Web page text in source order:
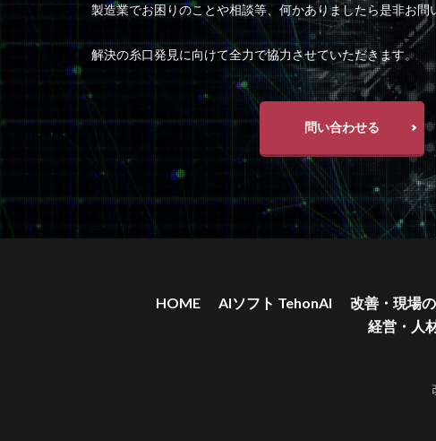
製造業でお困りのことや相談等、何かありましたら是非お問
解決の糸口発見に向けて全力で協力させていただきます。
問い合わせる
HOME AIソフト TehonAI 改善・現場
経営・人